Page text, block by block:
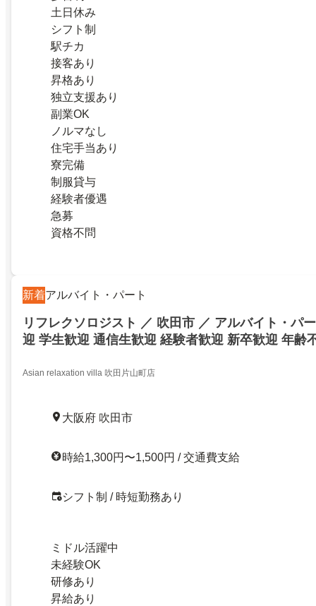
土日休み
シフト制
駅チカ
接客あり
昇格あり
独立支援あり
副業OK
ノルマなし
住宅手当あり
寮完備
制服貸与
経験者優遇
急募
資格不問
新着アルバイト・パート
リフレクソロジスト ／ 吹田市 ／ アルバイト・パ
迎 学生歓迎 通信生歓迎 経験者歓迎 新卒歓迎 年齢
Asian relaxation villa 吹田片山町店
大阪府 吹田市
時給1,300円〜1,500円 / 交通費支給
シフト制 / 時短勤務あり
ミドル活躍中
未経験OK
研修あり
昇給あり